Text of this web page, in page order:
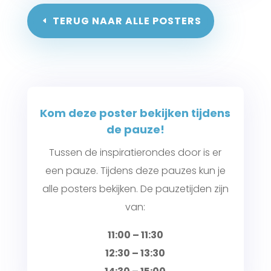
TERUG NAAR ALLE POSTERS
Kom deze poster bekijken tijdens
de pauze!
Tussen de inspiratierondes door is er
een pauze. Tijdens deze pauzes kun je
alle posters bekijken. De pauzetijden zijn
van:
11:00 – 11:30
12:30 – 13:30